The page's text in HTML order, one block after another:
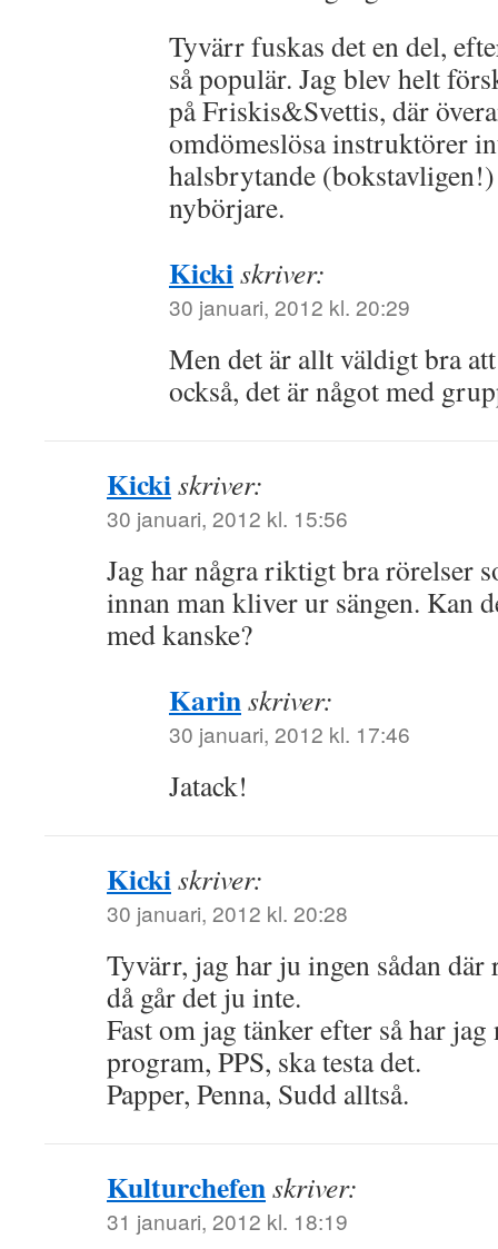
Tyvärr fuskas det en del,
så populär. Jag blev helt
på Friskis&Svettis, där
omdömeslösa instruktörer
halsbrytande
nybörjare.
Kickiskriver:
30 januari, 2012 kl. 20:29
Men det är allt väldigt bra
också, det är något med
Kickiskriver:
30 januari, 2012 kl. 15:56
Jag har några riktigt bra rörelser
innan man kliver ur sängen. Kan
med kanske?
Karinskriver:
30 januari, 2012 kl. 17:46
Jatack!
Kickiskriver:
30 januari, 2012 kl. 20:28
Tyvärr, jag har ju ingen sådan där
då går det ju inte.
Fast om jag tänker efter så har
program, PPS, ska testa det.
Papper, Penna, Sudd alltså.
Kulturchefenskriver:
31 januari, 2012 kl. 18:19